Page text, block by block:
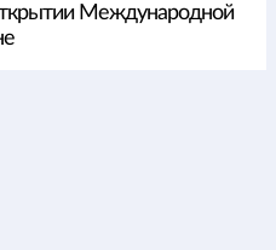
Международной